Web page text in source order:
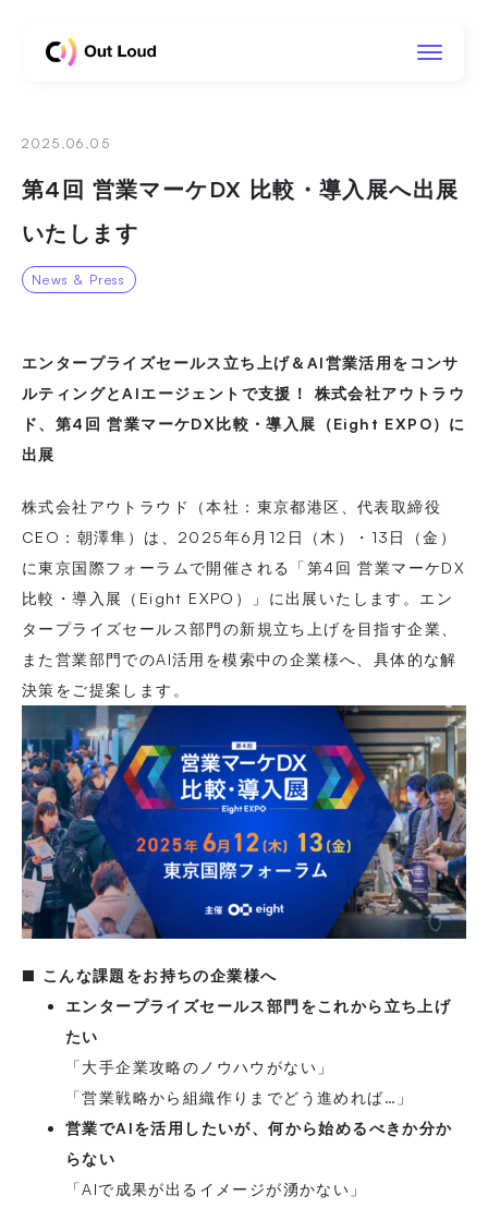
2025.06.05
第4回 営業マーケDX 比較・導入展へ出展
いたします
News & Press
エンタープライズセールス立ち上げ＆AI営業活用をコンサ
ルティングとAIエージェントで支援！
株式会社アウトラウ
ド、第4回 営業マーケDX比較・導入展（Eight EXPO）に
出展
株式会社アウトラウド（本社：東京都港区、代表取締役
CEO：朝澤隼）は、2025年6月12日（木）・13日（金）
に東京国際フォーラムで開催される「第4回 営業マーケDX
比較・導入展（Eight EXPO）」に出展いたします。エン
タープライズセールス部門の新規立ち上げを目指す企業、
また営業部門でのAI活用を模索中の企業様へ、具体的な解
決策をご提案します。
■ こんな課題をお持ちの企業様へ
エンタープライズセールス部門をこれから立ち上げ
たい
「大手企業攻略のノウハウがない」
「営業戦略から組織作りまでどう進めれば…」
営業でAIを活用したいが、何から始めるべきか分か
らない
「AIで成果が出るイメージが湧かない」